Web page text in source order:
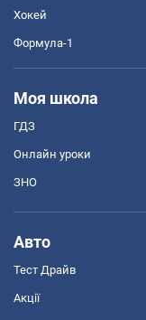
Хокей
Формула-1
Моя школа
ГДЗ
Онлайн уроки
ЗНО
Авто
Тест Драйв
Акції